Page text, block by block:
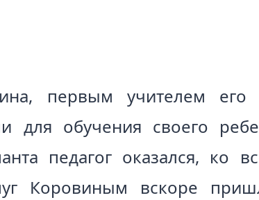
первым учителем
для обучения своего
педагог оказался, ко
Коровиным вскоре